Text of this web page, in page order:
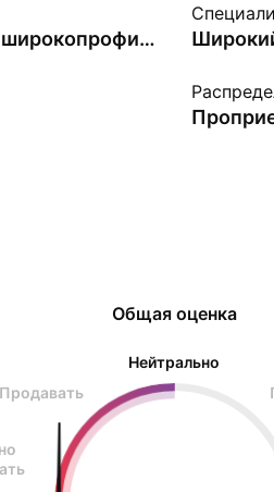
Широкий рынок, широкопрофильные
Общая оценка
Нейтрально
Продавать